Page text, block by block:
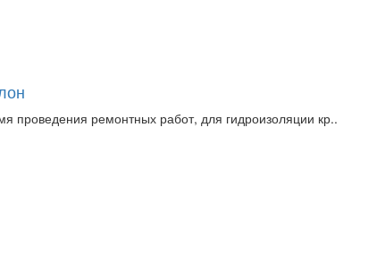
проведения ремонтных работ, для гидроизоляции кр..